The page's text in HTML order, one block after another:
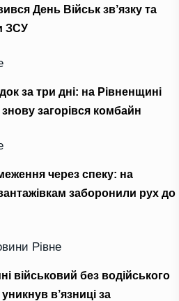
День Військ зв’язку та
ЗСУ
за три дні: на Рівненщині
загорівся комбайн
через спеку: на
заборонили рух до
Рівне
військовий без водійського
в’язниці за